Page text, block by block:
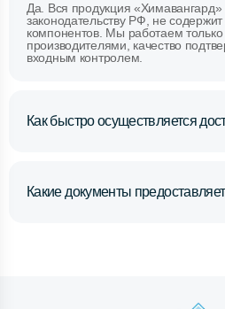
Да. Вся продукция «Химавангард»
законодательству РФ, не
компонентов. Мы работаем
производителями, качество
входным контролем.
Как быстро осуществляется
Какие документы